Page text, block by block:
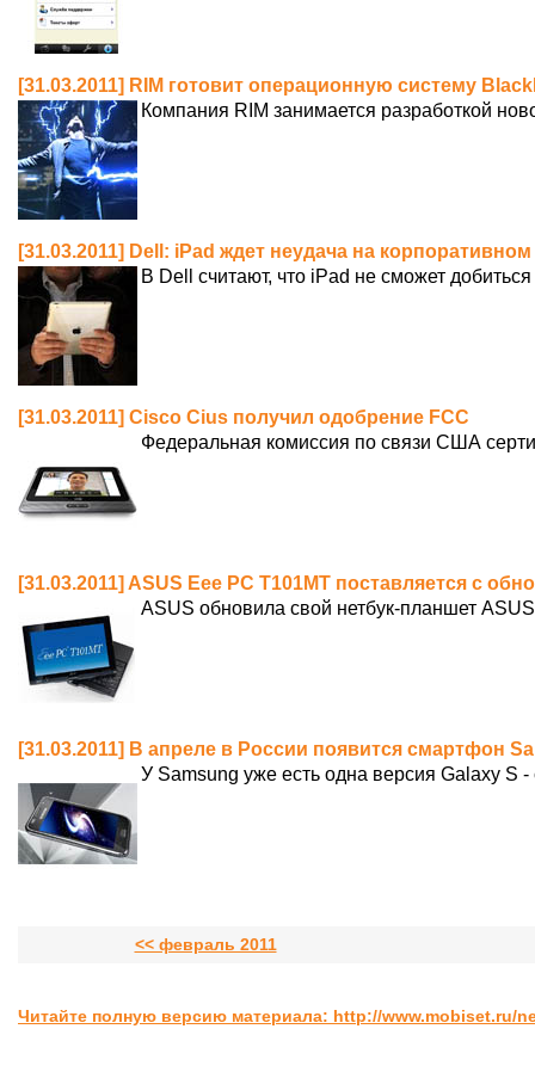
[31.03.2011] RIM готовит операционную систему
Компания RIM занимается разработкой
[31.03.2011] Dell: iPad ждет неудача на
В Dell считают, что iPad не сможет
[31.03.2011] Cisco Cius получил одобрение FCC
Федеральная комиссия по связи США
[31.03.2011] ASUS Eee PC T101MT поставляется с
ASUS обновила свой нетбук-планшет
[31.03.2011] В апреле в России появится смартфон
У Samsung уже есть одна версия Galaxy S
<< февраль 2011
Читайте полную версию материала: http://www.mobiset.ru/